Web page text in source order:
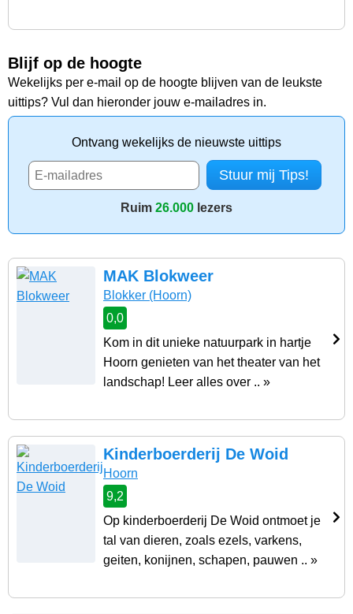
Blijf op de hoogte
Wekelijks per e-mail op de hoogte blijven van de leukste
uittips? Vul dan hieronder jouw e-mailadres in.
Ontvang wekelijks de nieuwste uittips
Ruim 26.000 lezers
MAK Blokweer
Blokker (Hoorn)
0,0
Kom in dit unieke natuurpark in hartje
Hoorn genieten van het theater van het
landschap! Leer alles over .. »
Kinderboerderij De Woid
Hoorn
9,2
Op kinderboerderij De Woid ontmoet je
tal van dieren, zoals ezels, varkens,
geiten, konijnen, schapen, pauwen .. »